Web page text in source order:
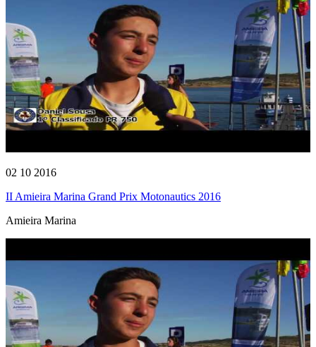
02 10 2016
II Amieira Marina Grand Prix Motonautics 2016
Amieira Marina